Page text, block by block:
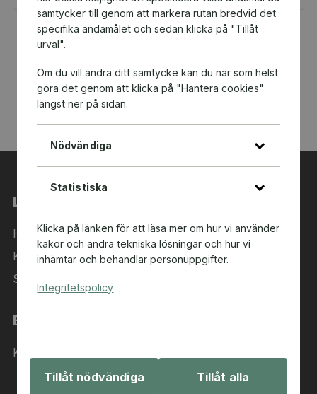
samtycker till genom att markera rutan bredvid det
specifika ändamålet och sedan klicka på "Tillåt
urval".
Om du vill ändra ditt samtycke kan du när som helst
göra det genom att klicka på "Hantera cookies"
längst ner på sidan.
Nödvändiga
Statistiska
Klicka på länken för att läsa mer om hur vi använder
kakor och andra tekniska lösningar och hur vi
inhämtar och behandlar personuppgifter.
Integritetspolicy
Tillåt nödvändiga Tillåt alla
Länkar
Hem
Kategorier
Sök i sortimentet
Behöver du hjälp?
Kontakta oss